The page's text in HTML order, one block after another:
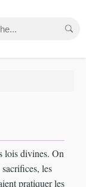
lois divines. On
les
pratiquer les